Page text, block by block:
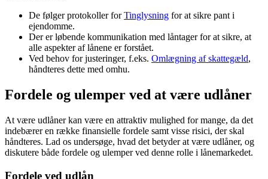
De følger protokoller forTinglysning for at sikre pant i
ejendomme.
Der er løbende kommunikation med låntager for at sikre, at
alle aspekter af lånene er forstået.
Ved behov for justeringer, f.eks. Omlægning af skattegæld,
håndteres dette med omhu.
Fordele og ulemper ved at være udlåner
At være udlåner kan være en attraktiv mulighed for mange, da det
indebærer en række finansielle fordele samt visse risici, der skal
håndteres. Lad os undersøge, hvad det betyder at være udlåner, og
diskutere både fordele og ulemper ved denne rolle i lånemarkedet.
Fordele ved udlån